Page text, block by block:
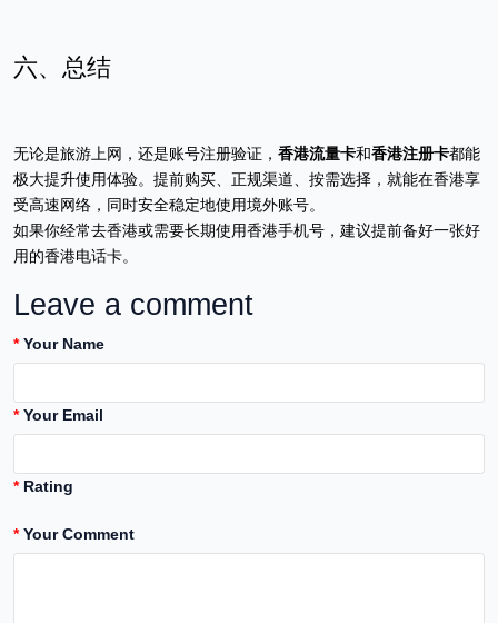
六、总结
无论是旅游上网，还是账号注册验证， 香港流量卡和香港注册卡都能
极大提升使用体验。提前购买、正规渠道、按需选择，就能在香港享
受高速网络，同时安全稳定地使用境外账号。
如果你经常去香港或需要长期使用香港手机号，建议提前备好一张好
用的香港电话卡。
Leave a comment
Your Name
Your Email
Rating
Your Comment